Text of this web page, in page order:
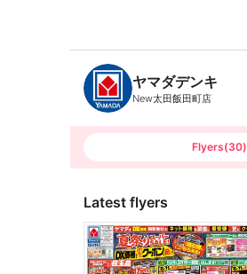
B
n
c
h
T
ヤマダデンキ
New太田飯田町店
Flyers(30)
Latest flyers